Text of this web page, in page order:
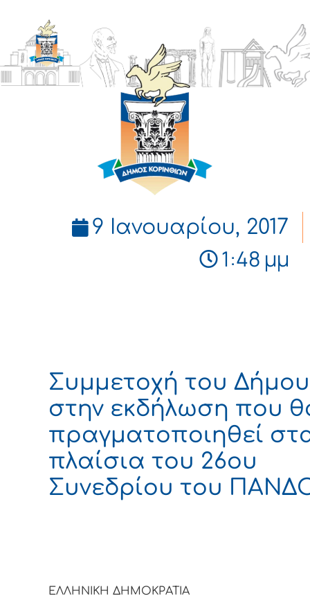
ΔΗΜΟΣ
ΚΟΡΙΝΘΙΩΝ
9 Ιανουαρίου, 2017
1:48 μμ
Συμμετοχή του Δήμου
στην εκδήλωση που
πραγματοποιηθεί
πλαίσια του 26ου
Συνεδρίου του
ΕΛΛΗΝΙΚΗ ΔΗΜΟΚΡΑΤΙΑ